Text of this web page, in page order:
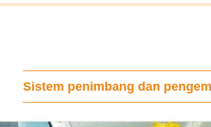
Sistem penimbang dan